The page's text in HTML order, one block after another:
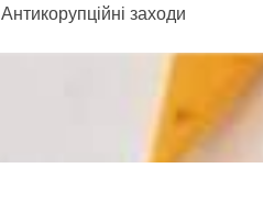
Антикорупційні заходи